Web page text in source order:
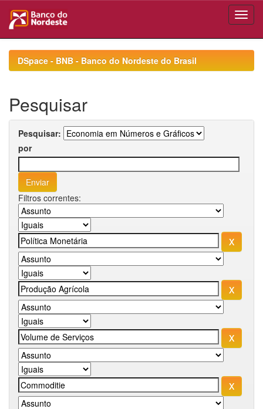
navigationDSpace - BNB - Banco do Nordeste do Brasil
Pesquisar
Pesquisar:
por
Filtros correntes: